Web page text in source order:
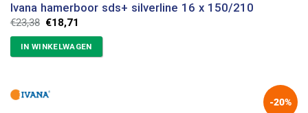
Ivana hamerboor sds+ silverline 16 x 150/210
€23,38 Oorspronkelijke
prijs
was:
€23,38.
€18,71
is:
€18,71.
IN WINKELWAGEN
-20%